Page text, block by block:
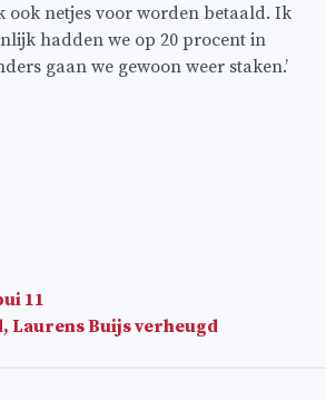
ook netjes voor worden betaald. Ik
hadden we op 20 procent in
gaan we gewoon weer staken.’
11
Laurens Buijs verheugd